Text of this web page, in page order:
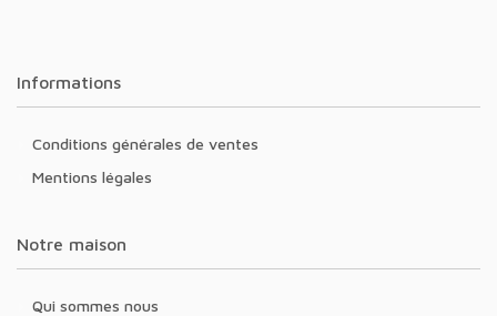
Informations
Conditions générales de ventes
Mentions légales
Notre maison
Qui sommes nous